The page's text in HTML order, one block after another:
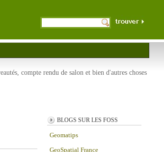
compte rendu de salon et bien d'autres choses
BLOGS SUR LES FOSS
Geomatips
GeoSpatial France